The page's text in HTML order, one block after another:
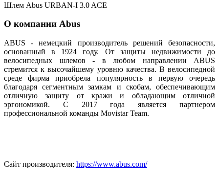
Шлем Abus URBAN-I 3.0 ACE
О компании Abus
ABUS - немецкий производитель решений безопасности,
основанный в 1924 году. От защиты недвижимости до
велосипедных шлемов - в любом направлении ABUS
стремится к высочайшему уровню качества. В велосипедной
среде фирма приобрела популярность в первую очередь
благодаря сегментным замкам и скобам, обеспечивающим
отличную защиту от кражи и обладающим отличной
эргономикой. С 2017 года является партнером
профессиональной команды Movistar Team.
Сайт производителя: https://www.abus.com/